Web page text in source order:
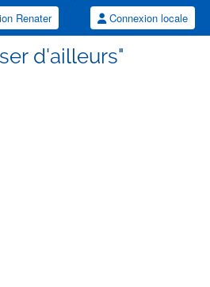
Renater Connexion locale
d'ailleurs"